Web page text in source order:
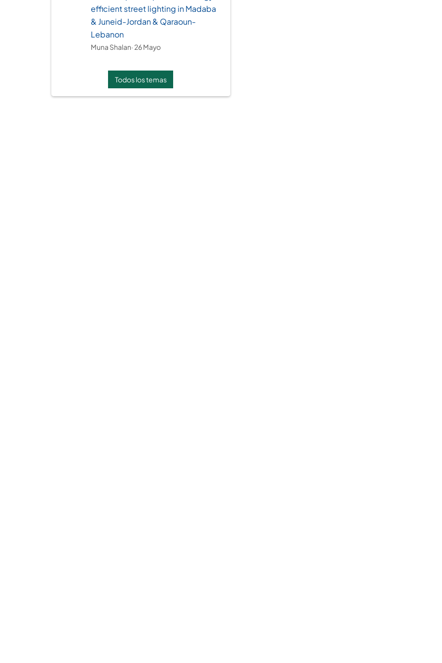
efficient street lighting in Madaba
& Juneid-Jordan & Qaraoun-
Lebanon
Muna Shalan· 26 Mayo
Todos los temas